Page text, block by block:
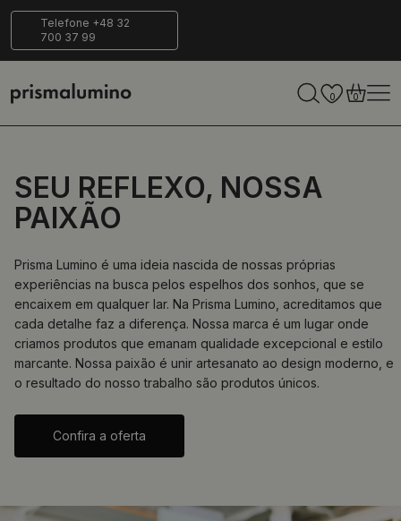
Telefone +48 32
700 37 99
Entrega
segura
Ecológico
0 0
SEU REFLEXO, NOSSA
PAIXÃO
Prisma Lumino é uma ideia nascida de nossas próprias
experiências na busca pelos espelhos dos sonhos, que se
encaixem em qualquer lar. Na Prisma Lumino, acreditamos que
cada detalhe faz a diferença. Nossa marca é um lugar onde
criamos produtos que emanam qualidade excepcional e estilo
marcante. Nossa paixão é unir artesanato ao design moderno, e
o resultado do nosso trabalho são produtos únicos.
Confira a oferta